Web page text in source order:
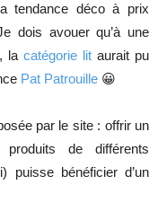
tendance déco à prix
dois avouer qu’à une
lacatégorie lit aurait pu
Pat Patrouille 😀
par le site : offrir un
produits de différents
puisse bénéficier d’un